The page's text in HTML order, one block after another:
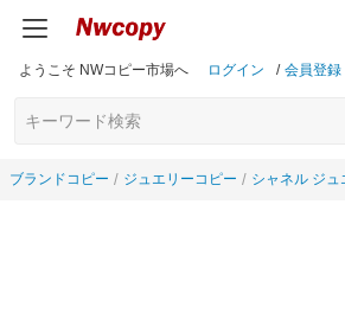
ようこそ NWコピー市場へ ログイン / 会員登録
ブランドコピー ジュエリーコピー シャネル ジュ